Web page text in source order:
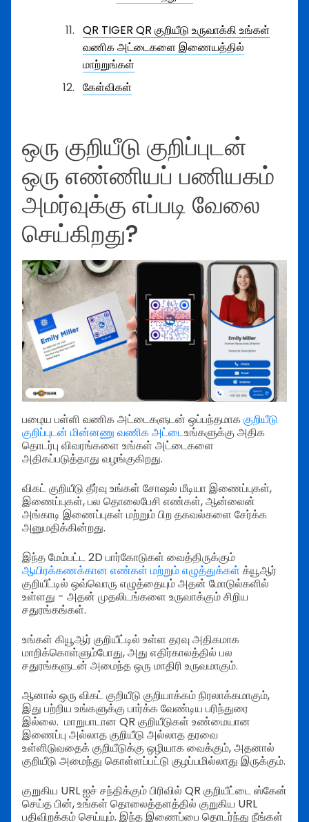
QR TIGER QR குறியீடு உருவாக்கி உங்கள்
வணிக அட்டைகளை இணையத்தில்
மாற்றுங்கள்
கேள்விகள்
ஒரு குறியீடு குறிப்புடன்
ஒரு எண்ணியப் பணியகம்
அமர்வுக்கு எப்படி வேலை
செய்கிறது?
பழைய பள்ளி வணிக அட்டைகளுடன் ஒப்பந்தமாககுறியீடு
குறிப்புடன் மின்னணு வணிக அட்டைஉங்களுக்கு அதிக
தொடர்பு விவரங்களை உங்கள் அட்டைகளை
அதிகப்படுத்தாது வழங்குகிறது.
விகட் குறியீடு தீர்வு உங்கள் சோஷல் மீடியா இணைப்புகள்,
இணைப்புகள், பல தொலைபேசி எண்கள், ஆன்லைன்
அங்காடி இணைப்புகள் மற்றும் பிற தகவல்களை சேர்க்க
அனுமதிக்கின்றது.
இந்த மேம்பட்ட 2D பார்கோடுகள் வைத்திருக்கும்
ஆயிரக்கணக்கான எண்கள் மற்றும் எழுத்துக்கள் க்யூஆர்
குறியீட்டில் ஒவ்வொரு எழுத்தையும் அதன் மோடுல்களில்
உள்ளது - அதன் முதலிடங்களை உருவாக்கும் சிறிய
சதுரங்கங்கள்.
உங்கள் கியூஆர் குறியீட்டில் உள்ள தரவு அதிகமாக
மாறிக்கொள்ளும்போது, அது எதிர்காலத்தில் பல
சதுரங்களுடன் அமைந்த ஒரு மாதிரி உருவமாகும்.
ஆனால் ஒரு விகட் குறியீடு குறியாக்கம் நிரலாக்கமாகும்,
இது பற்றிய உங்களுக்கு பார்க்க வேண்டிய பரிந்துரை
இல்லை. மாறுபாடான QR குறியீடுகள் உண்மையான
இணைப்பு அல்லாத குறியீடு அல்லாத தரவை
உள்ளிடுவதைக் குறியீடுக்கு ஒழியாக வைக்கும், அதனால்
குறியீடு அமைந்து கொள்ளப்பட்டு குழப்பமில்லாது இருக்கும்.
குறுகிய URL ஐச் சந்திக்கும் பிரிவில் QR குறியீட்டை ஸ்கேன்
செய்த பின், உங்கள் தொலைத்தளத்தில் குறுகிய URL
பதிவிறக்கம் செய்யும். இந்த இணைப்பை தொடர்ந்து நீங்கள்